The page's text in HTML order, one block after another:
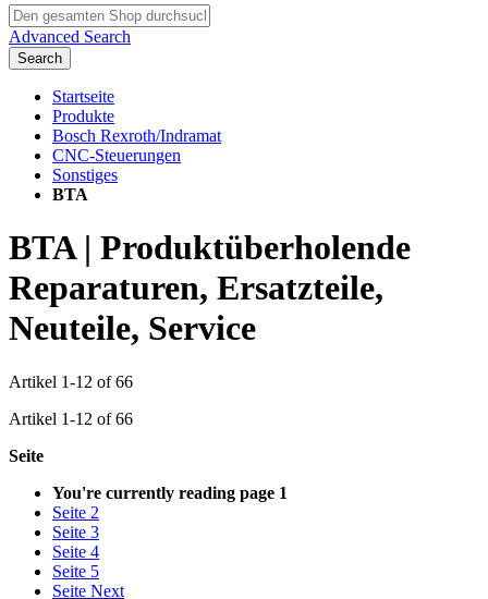
Advanced Search
Search
Startseite
Produkte
Bosch Rexroth/Indramat
CNC-Steuerungen
Sonstiges
BTA
BTA | Produktüberholende
Reparaturen, Ersatzteile,
Neuteile, Service
Artikel 1-12 of66
Artikel 1-12 of66
Seite
You're currently reading page 1
Seite 2
Seite 3
Seite 4
Seite 5
Seite Next